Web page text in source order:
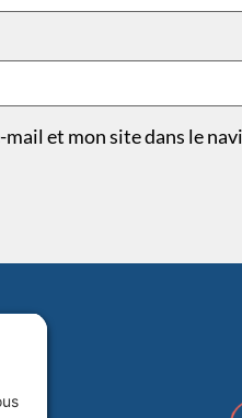
et mon site dans le